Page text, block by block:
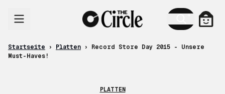
Startseite › Platten ›
Record Store Day 2015 - Unsere
Must-Haves!
PLATTEN